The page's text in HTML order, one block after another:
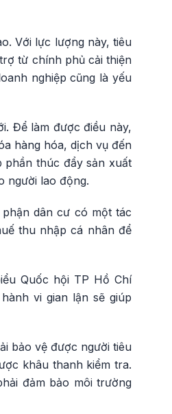
Với lực lượng này, tiêu
từ chính phủ cải thiện
nghiệp cũng là yếu
Để làm được điều này,
hàng hóa, dịch vụ đến
phần thúc đẩy sản xuất
người lao động.
dân cư có một tác
thu nhập cá nhân để
Quốc hội TP Hồ Chí
vi gian lận sẽ giúp
bảo vệ được người tiêu
khâu thanh kiểm tra.
đảm bảo môi trường